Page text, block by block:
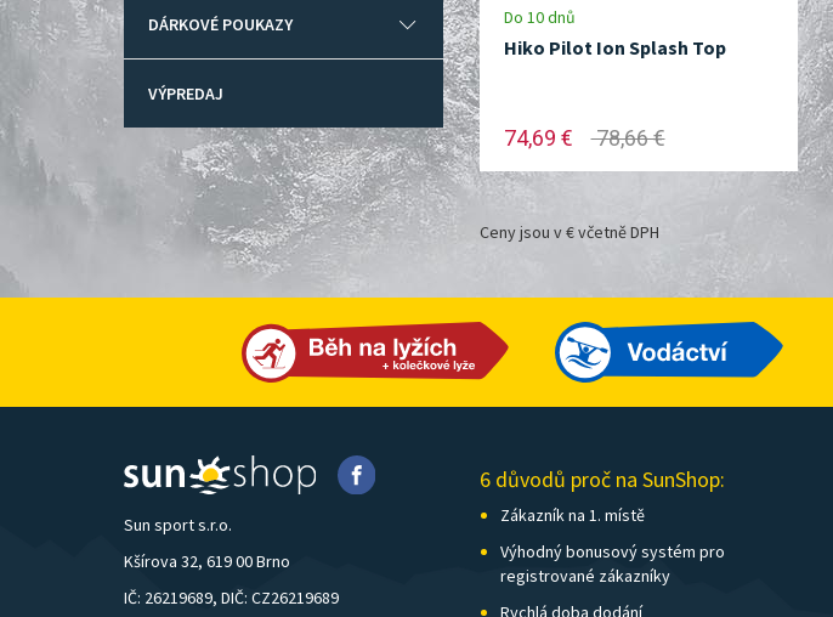
DÁRKOVÉ POUKAZY
VÝPREDAJ
Do 10 dnů
Hiko Pilot Ion Splash Top
74,69 € 78,66 €
Ceny jsou v € včetně DPH
Sun sport s.r.o.
Kšírova 32, 619 00 Brno
IČ: 26219689, DIČ: CZ26219689
6 důvodů proč na SunShop:
Zákazník na 1. místě
Výhodný bonusový systém pro
registrované zákazníky
Rychlá doba dodání